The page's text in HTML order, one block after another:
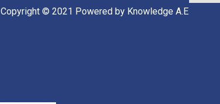
Copyright © 2021 Powered by Knowledge A.E